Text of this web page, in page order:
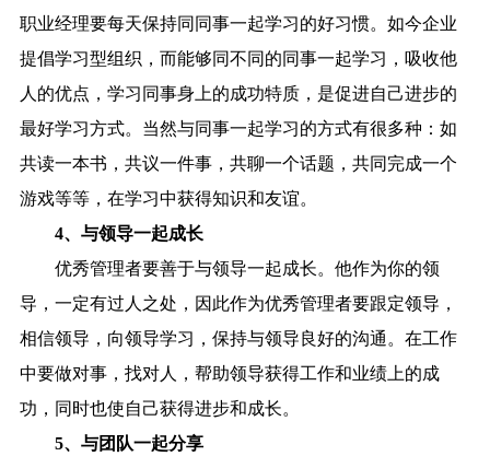
职业经理要每天保持同同事一起学习的好习惯。如今企业
提倡学习型组织，而能够同不同的同事一起学习，吸收他
人的优点，学习同事身上的成功特质，是促进自己进步的
最好学习方式。当然与同事一起学习的方式有很多种：如
共读一本书，共议一件事，共聊一个话题，共同完成一个
游戏等等，在学习中获得知识和友谊。
4、与领导一起成长
优秀管理者要善于与领导一起成长。他作为你的领
导，一定有过人之处，因此作为优秀管理者要跟定领导，
相信领导，向领导学习，保持与领导良好的沟通。在工作
中要做对事，找对人，帮助领导获得工作和业绩上的成
功，同时也使自己获得进步和成长。
5、与团队一起分享